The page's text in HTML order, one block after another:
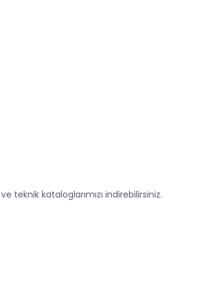
teknik kataloglarımızı indirebilirsiniz.